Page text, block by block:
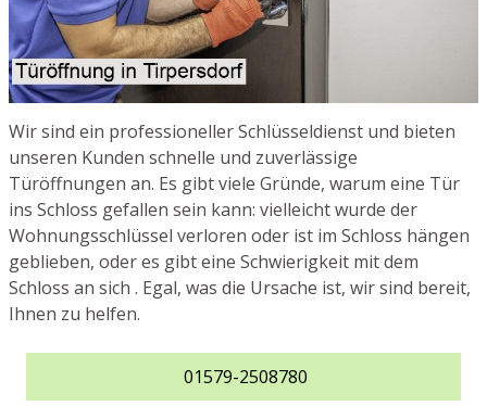
Wir sind ein professioneller Schlüsseldienst und bieten
unseren Kunden schnelle und zuverlässige
Türöffnungen an. Es gibt viele Gründe, warum eine Tür
ins Schloss gefallen sein kann: vielleicht wurde der
Wohnungsschlüssel verloren oder ist im Schloss hängen
geblieben, oder es gibt eine Schwierigkeit mit dem
Schloss an sich . Egal, was die Ursache ist, wir sind bereit,
Ihnen zu helfen.
01579-2508780